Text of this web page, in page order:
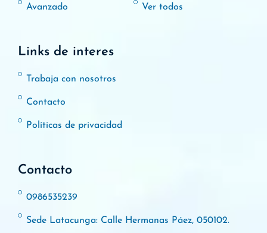
Avanzado Ver todos
Links de interes
Trabaja con nosotros
Contacto
Políticas de privacidad
Contacto
0986535239
Sede Latacunga: Calle Hermanas Páez, 050102.